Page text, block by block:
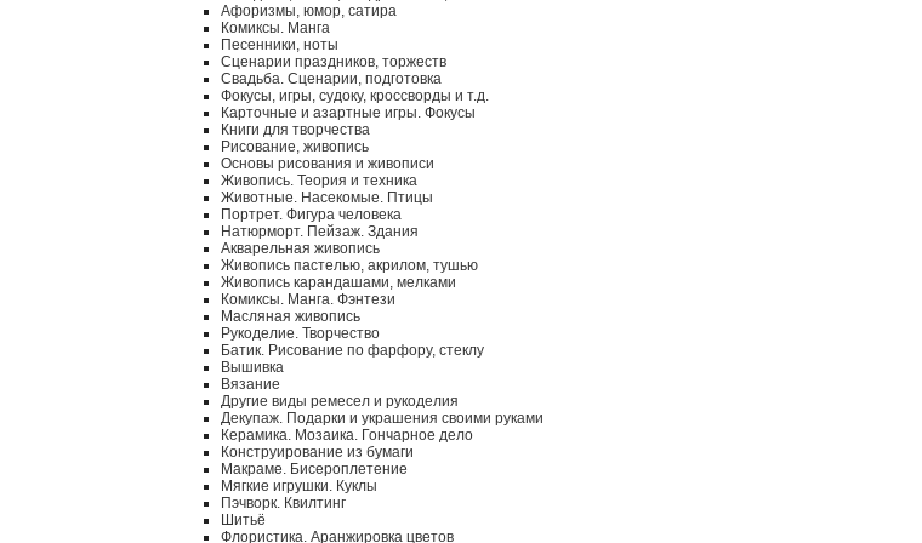
Афоризмы, юмор, сатира
Комиксы. Манга
Песенники, ноты
Сценарии праздников, торжеств
Свадьба. Сценарии, подготовка
Фокусы, игры, судоку, кроссворды и т.д.
Карточные и азартные игры. Фокусы
Книги для творчества
Рисование, живопись
Основы рисования и живописи
Живопись. Теория и техника
Животные. Насекомые. Птицы
Портрет. Фигура человека
Натюрморт. Пейзаж. Здания
Акварельная живопись
Живопись пастелью, акрилом, тушью
Живопись карандашами, мелками
Комиксы. Манга. Фэнтези
Масляная живопись
Рукоделие. Творчество
Батик. Рисование по фарфору, стеклу
Вышивка
Вязание
Другие виды ремесел и рукоделия
Декупаж. Подарки и украшения своими руками
Керамика. Мозаика. Гончарное дело
Конструирование из бумаги
Макраме. Бисероплетение
Мягкие игрушки. Куклы
Пэчворк. Квилтинг
Шитьё
Флористика. Аранжировка цветов